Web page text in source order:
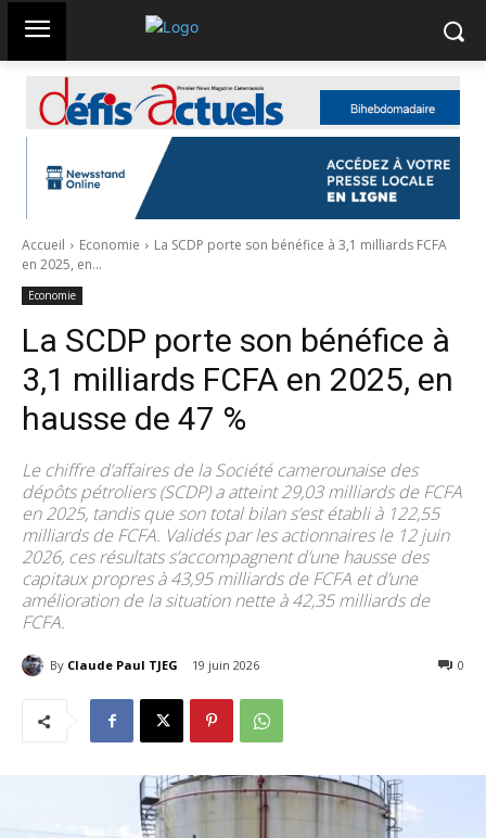
Accueil Economie
La SCDP porte son bénéfice à 3,1 milliards FCFA
en 2025, en...
Economie
La SCDP porte son bénéfice à
3,1 milliards FCFA en 2025, en
hausse de 47 %
Le chiffre d’affaires de la Société camerounaise des
dépôts pétroliers (SCDP) a atteint 29,03 milliards de FCFA
en 2025, tandis que son total bilan s’est établi à 122,55
milliards de FCFA. Validés par les actionnaires le 12 juin
2026, ces résultats s’accompagnent d’une hausse des
capitaux propres à 43,95 milliards de FCFA et d’une
amélioration de la situation nette à 42,35 milliards de
FCFA.
By Claude Paul TJEG 19 juin 2026 0